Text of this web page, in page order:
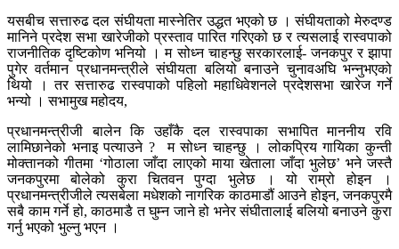
यसबीच सत्तारुढ दल संघीयता मास्नेतिर उद्धत भएको छ । संघीयताको मेरुदण्ड
मानिने प्रदेश सभा खारेजीको प्रस्ताव पारित गरिएको छ र त्यसलाई रास्वपाको
राजनीतिक दृष्टिकोण भनियो । म सोध्न चाहन्छु सरकारलाई- जनकपुर र झापा
पुगेर वर्तमान प्रधानमन्त्रीले संघीयता बलियो बनाउने चुनावअघि भन्नुभएको
थियो । तर सत्तारुढ रास्वपाको पहिलो महाधिवेशनले प्रदेशसभा खारेज गर्ने
भन्यो । सभामुख महोदय,
प्रधानमन्त्रीजी बालेन कि उहाँकै दल रास्वपाका सभापित माननीय रवि
लामिछानेको भनाइ पत्याउने ? म सोध्न चाहन्छु । लोकप्रिय गायिका कुन्ती
मोक्तानको गीतमा ‘गोठाला जाँदा लाएको माया खेताला जाँदा भुलेछ’ भने जस्तै
जनकपुरमा बोलेको कुरा चितवन पुग्दा भुलेछ । यो राम्रो होइन ।
प्रधानमन्त्रीजीले त्यसबेला मधेशको नागरिक काठमाडौं आउने होइन, जनकपुरमै
सबै काम गर्ने हो, काठमाडै त घुम्न जाने हो भनेर संघीतालाई बलियो बनाउने कुरा
गर्नु भएको भुल्नु भएन ।